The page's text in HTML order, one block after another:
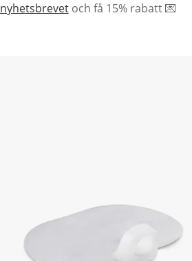
nyhetsbrevetoch få 15% rabatt 💌